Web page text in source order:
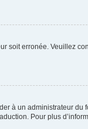
soit erronée. Veuillez
à un administrateur du
Pour plus